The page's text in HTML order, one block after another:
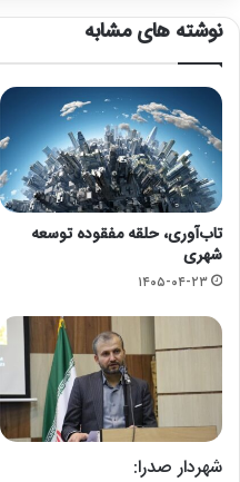
نوشته های مشابه
تاب‌آوری، حلقه مفقوده توسعه
شهری
۱۴۰۵-۰۴-۲۳
شهردار صدرا: